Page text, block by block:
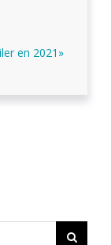
en 2021»